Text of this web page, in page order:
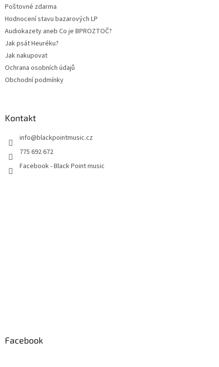
Poštovné zdarma
Hodnocení stavu bazarových LP
Audiokazety aneb Co je BPROZTOČ?
Jak psát Heuréku?
Jak nakupovat
Ochrana osobních údajů
Obchodní podmínky
Kontakt
info@blackpointmusic.cz
775 692 672
Facebook - Black Point music
Facebook